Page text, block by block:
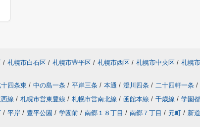
/ 札幌市白石区 / 札幌市豊平区 / 札幌市西区 / 札幌市中央区 / 札幌
四条東 / 中の島一条 / 平岸三条 / 本通 / 澄川四条 / 二十四軒一条 /
線 / 札幌市営東豊線 / 札幌市営南北線 / 函館本線 / 千歳線 / 学園
/ 平岸 / 豊平公園 / 学園前 / 南郷１８丁目 / 南郷７丁目 / 元町 / 新